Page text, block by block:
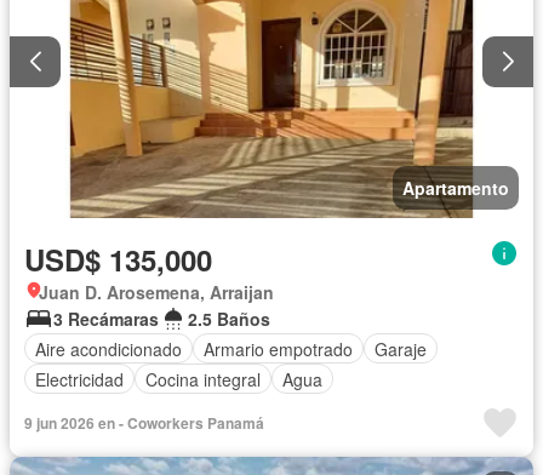
Apartamento
USD$ 135,000
Juan D. Arosemena, Arraijan
3 Recámaras
2.5 Baños
Aire acondicionado
Armario empotrado
Garaje
Electricidad
Cocina integral Agua
9 jun 2026 en - Coworkers Panamá